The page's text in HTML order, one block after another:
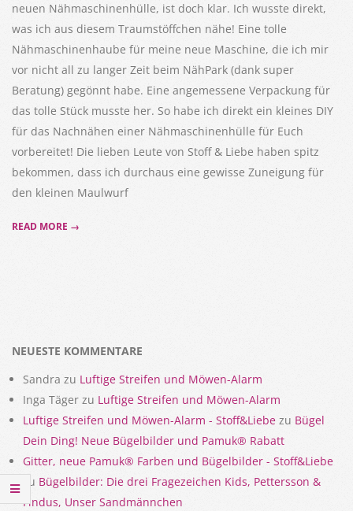
neuen Nähmaschinenhülle, ist doch klar. Ich wusste direkt,
was ich aus diesem Traumstöffchen nähe! Eine tolle
Nähmaschinenhaube für meine neue Maschine, die ich mir
vor nicht all zu langer Zeit beim NähPark (dank super
Beratung) gegönnt habe. Eine angemessene Verpackung für
das tolle Stück musste her. So habe ich direkt ein kleines DIY
für das Nachnähen einer Nähmaschinenhülle für Euch
vorbereitet! Die lieben Leute von Stoff & Liebe haben spitz
bekommen, dass ich durchaus eine gewisse Zuneigung für
den kleinen Maulwurf
READ MORE →
NEUESTE KOMMENTARE
Sandra zu Luftige Streifen und Möwen-Alarm
Inga Täger zu Luftige Streifen und Möwen-Alarm
Luftige Streifen und Möwen-Alarm - Stoff&Liebe zu Bügel
Dein Ding! Neue Bügelbilder und Pamuk® Rabatt
Gitter, neue Pamuk® Farben und Bügelbilder - Stoff&Liebe
zu Bügelbilder: Die drei Fragezeichen Kids, Pettersson &
Findus, Unser Sandmännchen